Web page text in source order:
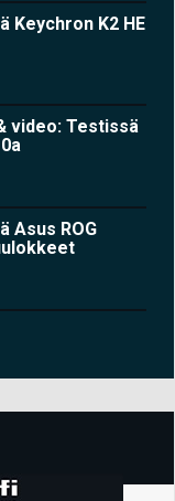
Keychron K2 HE
video: Testissä
Asus ROG